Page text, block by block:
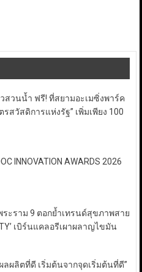
วสวนน้ำ ฟรี! ที่สยามอะเมซิ่งพาร์ค
สวัสดิการแห่งรัฐ” เพิ่มเพียง 100
INNOVATION AWARDS 2026
ระราม 9 ตอกย้ำเทรนด์สุขภาพสาย
เบิร์นแคลอรีเผาผลาญไขมัน
ลผลิตที่ดี เริ่มต้นจากจุดเริ่มต้นที่ดี”